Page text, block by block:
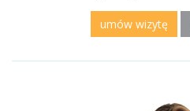
umów wizytę